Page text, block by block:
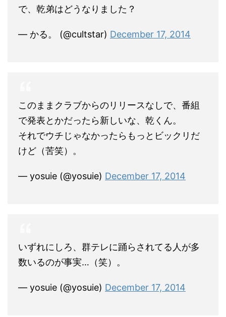
で、乾弟はどうなりました？
— かる。 (@cultstar) December 17, 2014
このままクラブからのリリースなしで、番組
で発表とかだったら新しいな、乾くん。
それでウチじゃなかったらもっとビックリだ
けど（苦笑）。
— yosuie (@yosuie) December 17, 2014
いずれにしろ、群テレに踊らされてる人が多
数いるのが事実…（笑）。
— yosuie (@yosuie) December 17, 2014